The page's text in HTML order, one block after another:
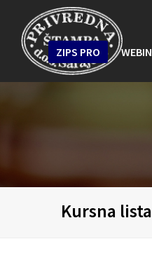
ZIPS PRO
Kursna